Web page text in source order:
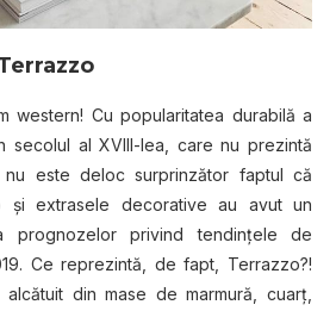
western! Cu popularitatea durabilă a
secolul al XVIII-lea, care nu prezintă
este deloc surprinzător faptul că
şi extrasele decorative au avut un
prognozelor privind tendinţele de
Ce reprezintă, de fapt, Terrazzo?!
din mase de marmură, cuarţ,